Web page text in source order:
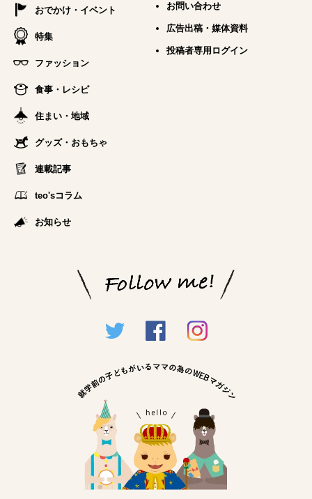
おでかけ・イベント
特集
ファッション
食事・レシピ
住まい・地域
グッズ・おもちゃ
連載記事
teo'sコラム
お知らせ
お問い合わせ
広告出稿・媒体資料
投稿者専用ログイン